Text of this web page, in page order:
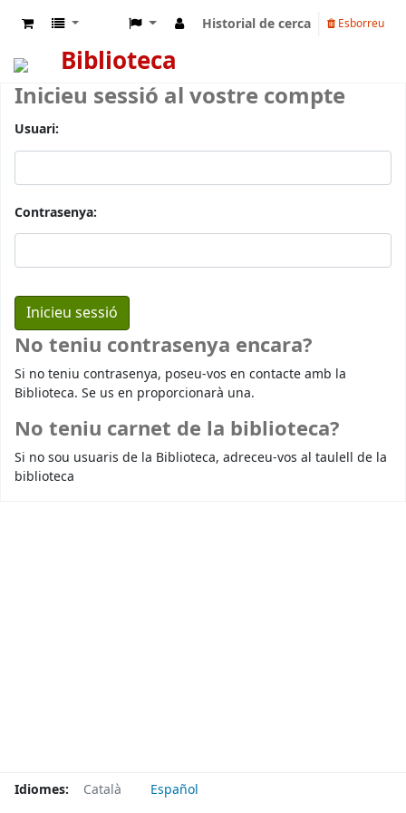
Historial de cerca Esborreu
Biblioteca
Inicieu sessió al vostre compte
Usuari:
Contrasenya:
No teniu contrasenya encara?
Si no teniu contrasenya, poseu-vos en contacte amb la
Biblioteca. Se us en proporcionarà una.
No teniu carnet de la biblioteca?
Si no sou usuaris de la Biblioteca, adreceu-vos al taulell de la
biblioteca
Idiomes: Català Español